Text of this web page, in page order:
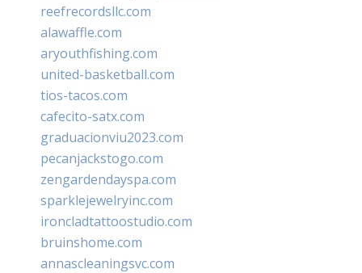
reefrecordsllc.com
alawaffle.com
aryouthfishing.com
united-basketball.com
tios-tacos.com
cafecito-satx.com
graduacionviu2023.com
pecanjackstogo.com
zengardendayspa.com
sparklejewelryinc.com
ironcladtattoostudio.com
bruinshome.com
annascleaningsvc.com